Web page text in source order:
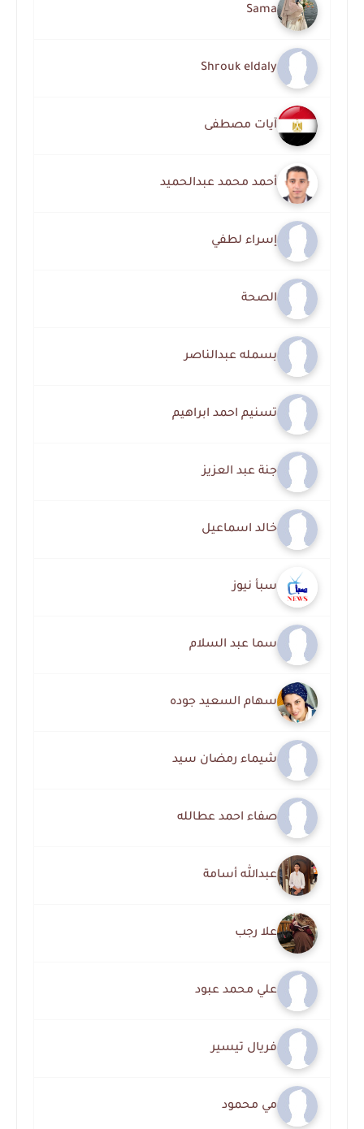
Sama
Shrouk eldaly
آيات مصطفى
أحمد محمد عبدالحميد
إسراء لطفي
الصحة
بسمله عبدالناصر
تسنيم احمد ابراهيم
جنة عبد العزيز
خالد اسماعيل
سبأ نيوز
سما عبد السلام
سهام السعيد جوده
شيماء رمضان سيد
صفاء احمد عطالله
عبدالله أسامة
علا رجب
علي محمد عبود
فريال تيسير
مي محمود